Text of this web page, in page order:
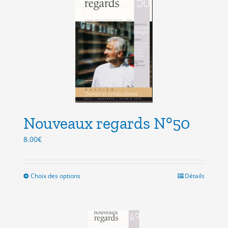
options
peuvent
être
choisies
sur
la
page
du
Nouveaux regards N°50
8.00€
Choix des optionsCe
plusieurs
variations.
Détails